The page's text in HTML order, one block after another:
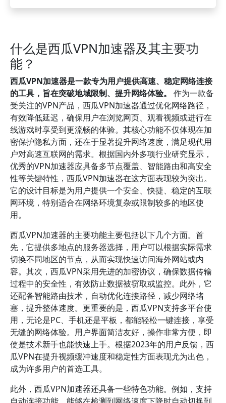
什么是西瓜VPN加速器及其主要功
能？
西瓜VPN加速器是一款专为用户提供高速、稳定网络连接
的工具，旨在突破地域限制、提升网络体验。
作为一款备
受关注的VPN产品，西瓜VPN加速器通过优化网络路径，
有效降低延迟，确保用户在浏览网页、观看视频或进行在
线游戏时享受到更流畅的体验。其核心功能不仅体现在加
密保护隐私方面，还在于显著提升网络速度，满足现代用
户对高速互联网的需求。根据国内外多项行业研究显示，
优秀的VPN加速器应具备多节点覆盖、智能路由和高安全
性等关键特性，西瓜VPN加速器在这方面表现较为突出。
它的设计目标是为用户提供一个安全、快捷、稳定的互联
网环境，特别适合在网络环境复杂或限制较多的地区使
用。
西瓜VPN加速器的主要功能主要包括以下几个方面。首
先，它提供多地点的服务器选择，用户可以根据实际需求
切换不同地区的节点，从而实现快速访问海外网站或内
容。其次，西瓜VPN采用先进的加密协议，确保数据传输
过程中的安全性，有效防止数据被窃取或监控。此外，它
还配备智能路由技术，自动优化连接路径，减少网络堵
塞，提升整体速度。更重要的是，西瓜VPN支持多平台使
用，无论是PC、手机还是平板，都能轻松一键连接，享受
无缝的网络体验。用户界面简洁友好，操作非常方便，即
使是技术新手也能快速上手。根据2023年的用户反馈，西
瓜VPN在提升视频缓冲速度和稳定性方面表现尤为出色，
成为许多用户的首选工具。
此外，西瓜VPN加速器还具备一些特色功能。例如，支持